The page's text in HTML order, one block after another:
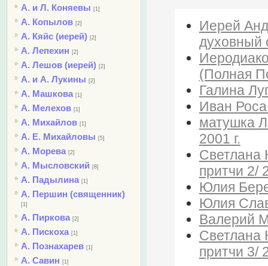
А. и Л. Коняевы [1]
А. Копылов [2]
А. Кяйс (иерей) [2]
А. Лепехин [2]
А. Лешов (иерей) [2]
А. и А. Лукины [2]
А. Машкова [1]
А. Мелехов [1]
А. Михайлов [1]
А. Е. Михайловы [5]
А. Морева [2]
А. Мысловский [8]
А. Падылина [1]
А. Першин (священник)
[1]
А. Пиркова [2]
А. Пискоха [1]
А. Познахарев [1]
А. Савин [1]
Иерей
духовный
(Полная
Галина
Иван
матушка
2001 г.
Светлана
притчи 2/
Юлия
Юлия
Валерий
Светлана
притчи 3/